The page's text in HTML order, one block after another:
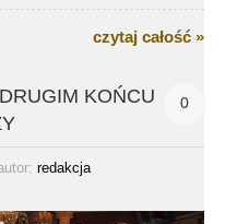
czytaj całość »
KOŃCU
0
redakcja